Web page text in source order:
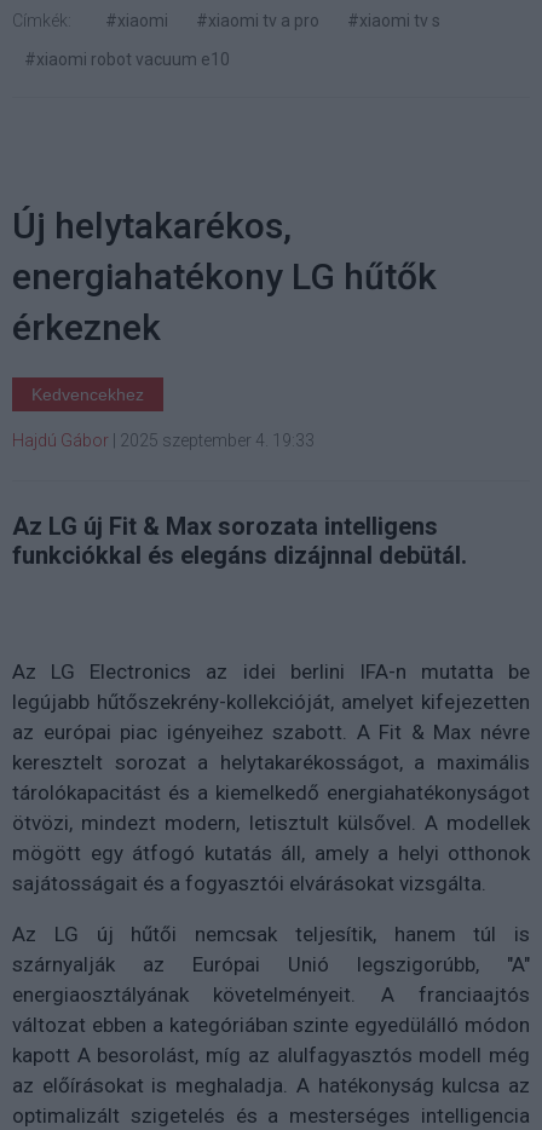
Címkék: #xiaomi #xiaomi tv a pro
#xiaomi tv s
#xiaomi robot vacuum e10
Új helytakarékos,
energiahatékony LG hűtők
érkeznek
Kedvencekhez
Hajdú Gábor 2025 szeptember 4. 19:33
Az LG új Fit & Max sorozata intelligens
funkciókkal és elegáns dizájnnal debütál.
Az LG Electronics az idei berlini IFA-n mutatta be
legújabb hűtőszekrény-kollekcióját, amelyet kifejezetten
az európai piac igényeihez szabott. A Fit & Max névre
keresztelt sorozat a helytakarékosságot, a maximális
tárolókapacitást és a kiemelkedő energiahatékonyságot
ötvözi, mindezt modern, letisztult külsővel. A modellek
mögött egy átfogó kutatás áll, amely a helyi otthonok
sajátosságait és a fogyasztói elvárásokat vizsgálta.
Az LG új hűtői nemcsak teljesítik, hanem túl is
szárnyalják az Európai Unió legszigorúbb, "A"
energiaosztályának követelményeit. A franciaajtós
változat ebben a kategóriában szinte egyedülálló módon
kapott A besorolást, míg az alulfagyasztós modell még
az előírásokat is meghaladja. A hatékonyság kulcsa az
optimalizált szigetelés és a mesterséges intelligencia